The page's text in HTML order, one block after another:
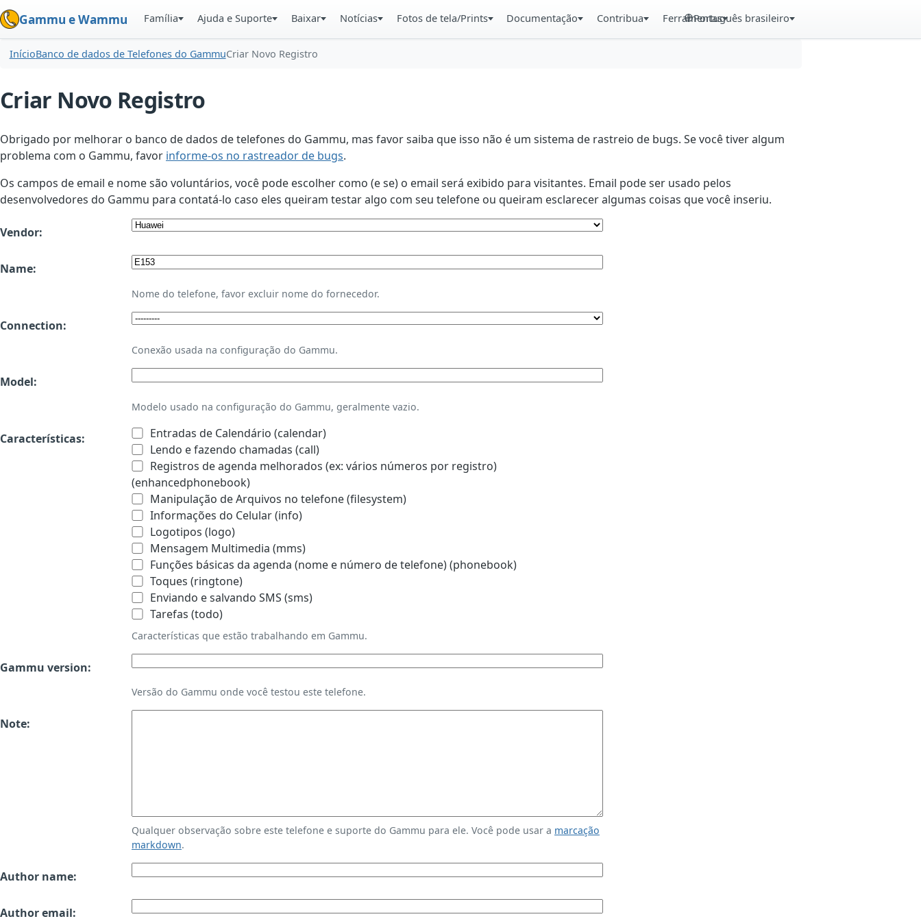
Gammu e Wammu Família Ajuda e Suporte Baixar Notícias Fotos de tela/Prints Documentação Contribua FerramentasPortuguês brasileiro
InícioBanco de dados de Telefones do GammuCriar Novo Registro
Criar Novo Registro
Obrigado por melhorar o banco de dados de telefones do Gammu, mas favor saiba que isso não é um sistema de rastreio de bugs. Se você tiver algum
problema com o Gammu, favor informe-os no rastreador de bugs.
Os campos de email e nome são voluntários, você pode escolher como (e se) o email será exibido para visitantes. Email pode ser usado pelos
desenvolvedores do Gammu para contatá-lo caso eles queiram testar algo com seu telefone ou queiram esclarecer algumas coisas que você inseriu.
Vendor:
Name:
Nome do telefone, favor excluir nome do fornecedor.
Connection:
Conexão usada na configuração do Gammu.
Model:
Modelo usado na configuração do Gammu, geralmente vazio.
Características:
Entradas de Calendário (calendar)
Lendo e fazendo chamadas (call)
Registros de agenda melhorados (ex: vários números por registro)
(enhancedphonebook)
Manipulação de Arquivos no telefone (filesystem)
Informações do Celular (info)
Logotipos (logo)
Mensagem Multimedia (mms)
Funções básicas da agenda (nome e número de telefone) (phonebook)
Toques (ringtone)
Enviando e salvando SMS (sms)
Tarefas (todo)
Características que estão trabalhando em Gammu.
Gammu version:
Versão do Gammu onde você testou este telefone.
Note:
Qualquer observação sobre este telefone e suporte do Gammu para ele. Você pode usar a marcação
markdown.
Author name:
Author email: